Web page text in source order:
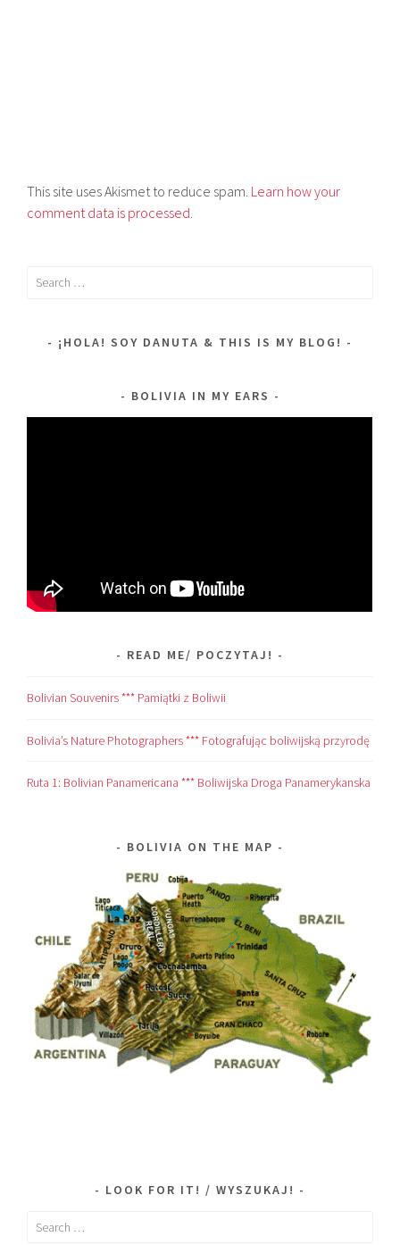
This site uses Akismet to reduce spam. Learn how your
comment data is processed.
Search
¡HOLA! SOY DANUTA & THIS IS MY BLOG!
BOLIVIA IN MY EARS
READ ME/ POCZYTAJ!
Bolivian Souvenirs *** Pamiątki z Boliwii
Bolivia’s Nature Photographers *** Fotografując boliwijską przyrodę
Ruta 1: Bolivian Panamericana *** Boliwijska Droga Panamerykanska
BOLIVIA ON THE MAP
LOOK FOR IT! / WYSZUKAJ!
Search